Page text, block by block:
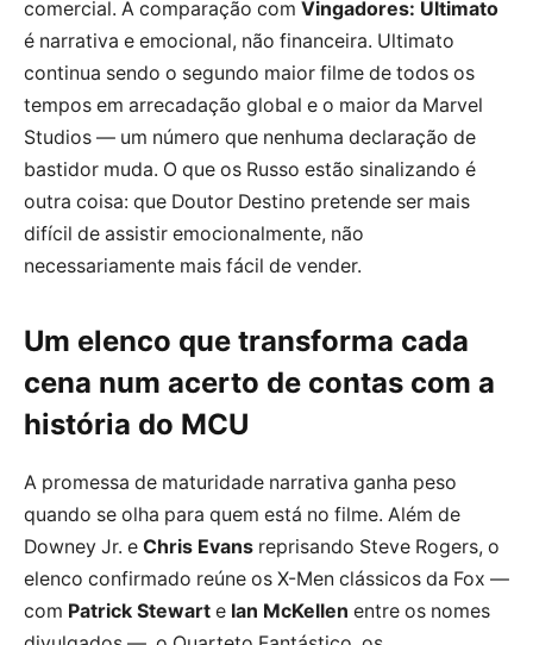
comercial. A comparação com Vingadores: Ultimato
é narrativa e emocional, não financeira. Ultimato
continua sendo o segundo maior filme de todos os
tempos em arrecadação global e o maior da Marvel
Studios — um número que nenhuma declaração de
bastidor muda. O que os Russo estão sinalizando é
outra coisa: que Doutor Destino pretende ser mais
difícil de assistir emocionalmente, não
necessariamente mais fácil de vender.
Um elenco que transforma cada
cena num acerto de contas com a
história do MCU
A promessa de maturidade narrativa ganha peso
quando se olha para quem está no filme. Além de
Downey Jr. e Chris Evans reprisando Steve Rogers, o
elenco confirmado reúne os X-Men clássicos da Fox —
com Patrick Stewart e Ian McKellen entre os nomes